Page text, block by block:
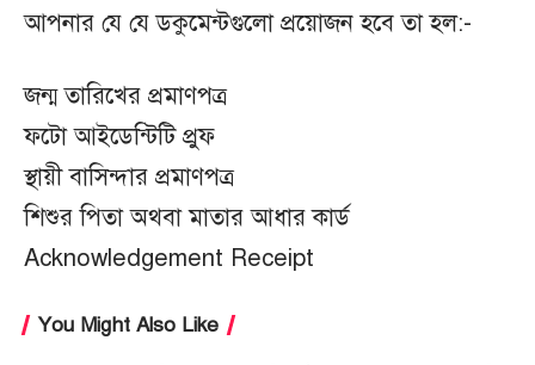
আপনার যে যে ডকুমেন্টগুলো প্রয়োজন হবে তা হল:-
জন্ম তারিখের প্রমাণপত্র
ফটো আইডেন্টিটি প্রুফ
স্থায়ী বাসিন্দার প্রমাণপত্র
শিশুর পিতা অথবা মাতার আধার কার্ড
Acknowledgement Receipt
You Might Also Like